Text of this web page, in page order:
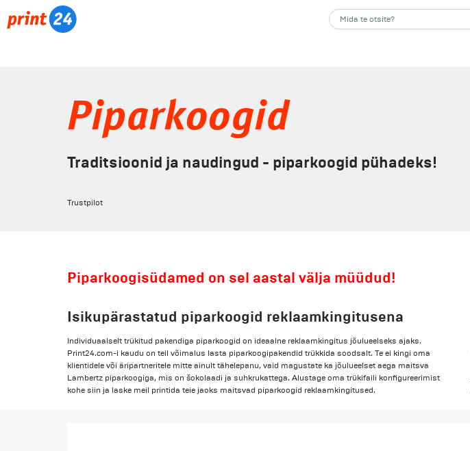
Piparkoogid
Traditsioonid ja naudingud - piparkoogid pühadeks!
Trustpilot
Piparkoogisüdamed on sel aastal välja müüdud!
Isikupärastatud piparkoogid reklaamkingitusena
Individuaalselt trükitud pakendiga piparkoogid on ideaalne reklaamkingitus jõulueelseks ajaks.
Print24.com-i kaudu on teil võimalus lasta piparkoogipakendid trükkida soodsalt. Te ei kingi oma
klientidele või äripartneritele mitte ainult tähelepanu, vaid magustate ka jõulueelset aega maitsva
Lambertz piparkoogiga, mis on šokolaadi ja suhkrukattega. Alustage oma trükifaili konfigureerimist
kohe siin ja laske meil printida teie jaoks maitsvad piparkoogid reklaamkingitused.